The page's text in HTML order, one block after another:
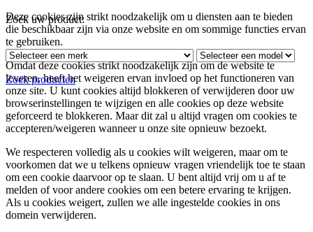
Zoek uw product:
Zoek producten
Deze cookies zijn strikt noodzakelijk om u diensten aan te bieden
die beschikbaar zijn via onze website en om sommige functies ervan
te gebruiken.
Omdat deze cookies strikt noodzakelijk zijn om de website te
leveren, heeft het weigeren ervan invloed op het functioneren van
onze site. U kunt cookies altijd blokkeren of verwijderen door uw
browserinstellingen te wijzigen en alle cookies op deze website
geforceerd te blokkeren. Maar dit zal u altijd vragen om cookies te
accepteren/weigeren wanneer u onze site opnieuw bezoekt.
We respecteren volledig als u cookies wilt weigeren, maar om te
voorkomen dat we u telkens opnieuw vragen vriendelijk toe te staan
om een cookie daarvoor op te slaan. U bent altijd vrij om u af te
melden of voor andere cookies om een betere ervaring te krijgen.
Als u cookies weigert, zullen we alle ingestelde cookies in ons
domein verwijderen.